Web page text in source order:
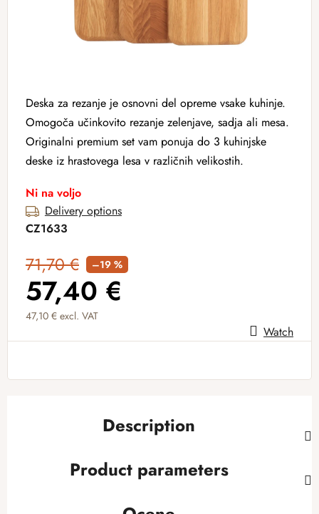
Deska za rezanje je osnovni del opreme vsake kuhinje.
Omogoča učinkovito rezanje zelenjave, sadja ali mesa.
Originalni premium set vam ponuja do 3 kuhinjske
deske iz hrastovega lesa v različnih velikostih.
Ni na voljo
Delivery options
CZ1633
71,70 € –19 %
57,40 €
47,10 € excl. VAT
Measure price: Watch
Description
Product parameters